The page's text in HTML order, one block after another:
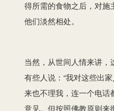
得所需的食物之后，对施
他们淡然相处。
当然，从世间人情来讲，
有些人说：“我对这些出
来也不理我，连一个电话
意见。但按照佛教原则来